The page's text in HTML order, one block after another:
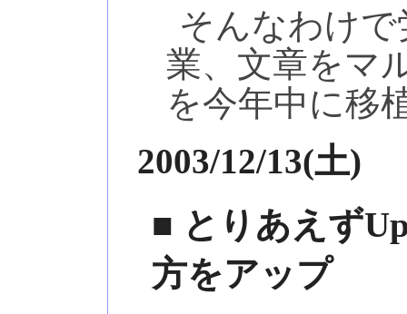
そんなわけ
業、文章をマ
を今年中に移
2003/12/13(土)
■ とりあえず
方をアップ